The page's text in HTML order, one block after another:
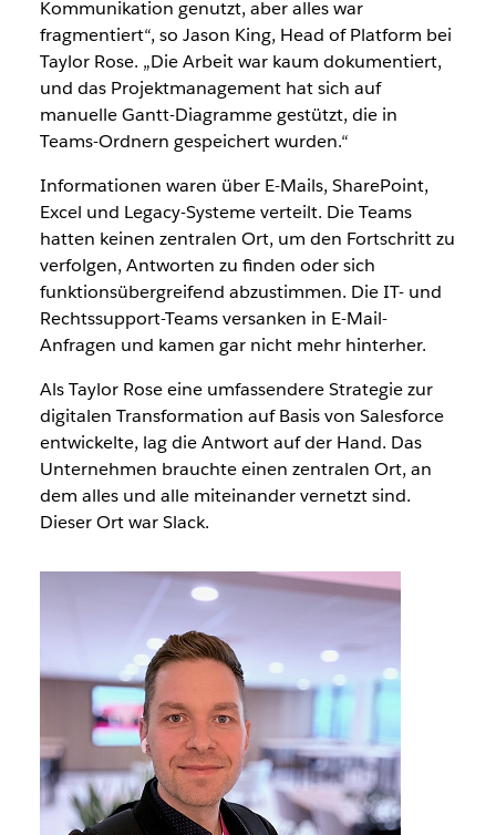
Kommunikation genutzt, aber alles war
fragmentiert“, so Jason King, Head of Platform bei
Taylor Rose. „Die Arbeit war kaum dokumentiert,
und das Projektmanagement hat sich auf
manuelle Gantt-Diagramme gestützt, die in
Teams-Ordnern gespeichert wurden.“
Informationen waren über E-Mails, SharePoint,
Excel und Legacy-Systeme verteilt. Die Teams
hatten keinen zentralen Ort, um den Fortschritt zu
verfolgen, Antworten zu finden oder sich
funktionsübergreifend abzustimmen. Die IT- und
Rechtssupport-Teams versanken in E-Mail-
Anfragen und kamen gar nicht mehr hinterher.
Als Taylor Rose eine umfassendere Strategie zur
digitalen Transformation auf Basis von Salesforce
entwickelte, lag die Antwort auf der Hand. Das
Unternehmen brauchte einen zentralen Ort, an
dem alles und alle miteinander vernetzt sind.
Dieser Ort war Slack.